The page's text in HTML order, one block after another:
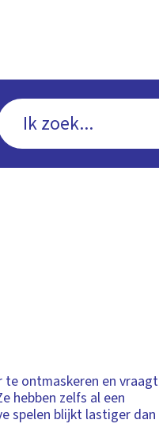
te ontmaskeren en vraagt
hebben zelfs al een
spelen blijkt lastiger dan